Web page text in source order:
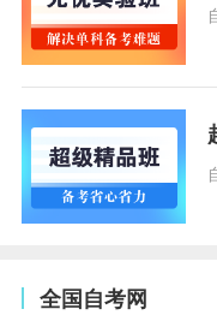
全国自考网